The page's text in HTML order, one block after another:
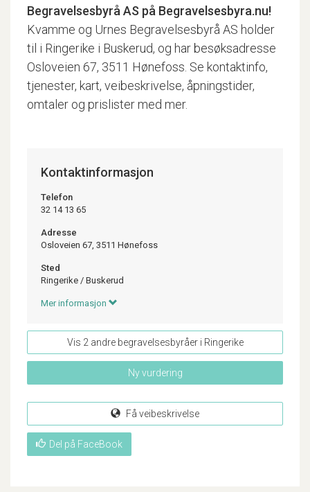
Begravelsesbyrå AS på Begravelsesbyra.nu!
Kvamme og Urnes Begravelsesbyrå AS holder
til i Ringerike i Buskerud, og har besøksadresse
Osloveien 67, 3511 Hønefoss. Se kontaktinfo,
tjenester, kart, veibeskrivelse, åpningstider,
omtaler og prislister med mer.
Kontaktinformasjon
Telefon
32 14 13 65
Adresse
Osloveien 67, 3511 Hønefoss
Sted
Ringerike / Buskerud
Mer informasjon
Vis 2 andre begravelsesbyråer i Ringerike
Ny vurdering
Få veibeskrivelse
Del på FaceBook